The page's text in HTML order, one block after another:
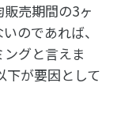
売期間の3ヶ
のであれば、
グと言えま
下が要因として